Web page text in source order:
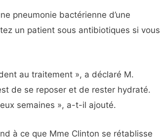
pneumonie bactérienne d’une
un patient sous antibiotiques si vous
au traitement », a déclaré M.
de se reposer et de rester hydraté.
semaines », a-t-il ajouté.
à ce que Mme Clinton se rétablisse